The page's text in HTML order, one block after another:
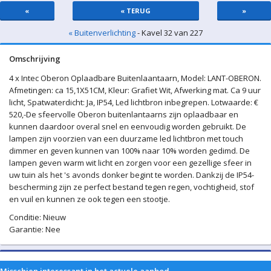
« « TERUG »
« Buitenverlichting- Kavel 32 van 227
Omschrijving
4 x Intec Oberon Oplaadbare Buitenlaantaarn, Model: LANT-OBERON.
Afmetingen: ca 15,1X51CM, Kleur: Grafiet Wit, Afwerking mat. Ca 9 uur
licht, Spatwaterdicht: Ja, IP54, Led lichtbron inbegrepen. Lotwaarde: €
520,-De sfeervolle Oberon buitenlantaarns zijn oplaadbaar en
kunnen daardoor overal snel en eenvoudig worden gebruikt. De
lampen zijn voorzien van een duurzame led lichtbron met touch
dimmer en geven kunnen van 100% naar 10% worden gedimd. De
lampen geven warm wit licht en zorgen voor een gezellige sfeer in
uw tuin als het 's avonds donker begint te worden. Dankzij de IP54-
bescherming zijn ze perfect bestand tegen regen, vochtigheid, stof
en vuil en kunnen ze ook tegen een stootje.
Conditie: Nieuw
Garantie: Nee